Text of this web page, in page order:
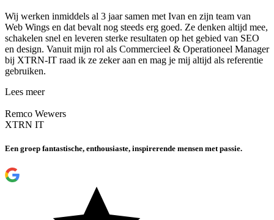
Wij werken inmiddels al 3 jaar samen met Ivan en zijn team van
Web Wings en dat bevalt nog steeds erg goed. Ze denken altijd mee,
schakelen snel en leveren sterke resultaten op het gebied van SEO
en design. Vanuit mijn rol als Commercieel & Operationeel Manager
bij XTRN-IT raad ik ze zeker aan en mag je mij altijd als referentie
gebruiken.
Lees meer
Remco Wewers
XTRN IT
Een groep fantastische, enthousiaste, inspirerende mensen met passie.